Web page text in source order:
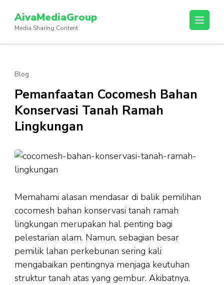
konten
(Tekan
AivaMediaGroup
Media Sharing Content
Blog
Pemanfaatan Cocomesh Bahan
Konservasi Tanah Ramah
Lingkungan
Memahami alasan mendasar di balik pemilihan
cocomesh bahan konservasi tanah ramah
lingkungan merupakan hal penting bagi
pelestarian alam. Namun, sebagian besar
pemilik lahan perkebunan sering kali
mengabaikan pentingnya menjaga keutuhan
struktur tanah atas yang gembur. Akibatnya,